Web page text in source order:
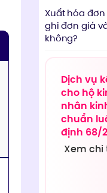
Xuất hóa
ghi đơn giá
không?
Dịch vụ
cho hộ
nhân
chuẩn
định 68/
Xem chi